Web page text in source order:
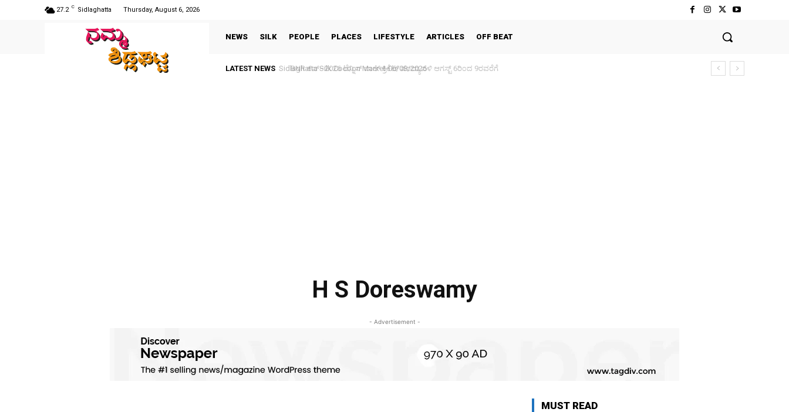
27.2 C Sidlaghatta Thursday, August 6, 2026
NEWS SILK PEOPLE PLACES LIFESTYLE ARTICLES OFF BEAT
LATEST NEWSSidlaghatta Silk Cocoon Market-06/08/2026
BNR ಕಪ್–2026 ಟೆನ್ನಿಸ್ ಬಾಲ್ ಕ್ರಿಕೆಟ್ ಪಂದ್ಯಾವಳಿ ಆಗಸ್ಟ್ 6ರಿಂದ 9ರವರೆಗೆ
H S Doreswamy
- Advertisement -
MUST READ